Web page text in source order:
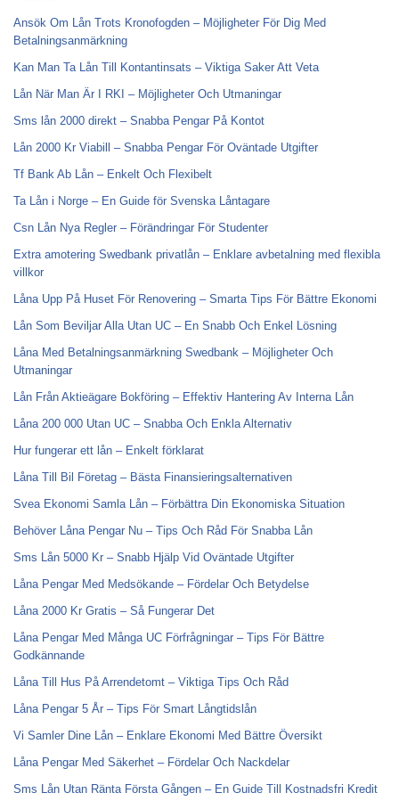
Ansök Om Lån Trots Kronofogden – Möjligheter För Dig Med
Betalningsanmärkning
Kan Man Ta Lån Till Kontantinsats – Viktiga Saker Att Veta
Lån När Man Är I RKI – Möjligheter Och Utmaningar
Sms lån 2000 direkt – Snabba Pengar På Kontot
Lån 2000 Kr Viabill – Snabba Pengar För Oväntade Utgifter
Tf Bank Ab Lån – Enkelt Och Flexibelt
Ta Lån i Norge – En Guide för Svenska Låntagare
Csn Lån Nya Regler – Förändringar För Studenter
Extra amotering Swedbank privatlån – Enklare avbetalning med flexibla
villkor
Låna Upp På Huset För Renovering – Smarta Tips För Bättre Ekonomi
Lån Som Beviljar Alla Utan UC – En Snabb Och Enkel Lösning
Låna Med Betalningsanmärkning Swedbank – Möjligheter Och
Utmaningar
Lån Från Aktieägare Bokföring – Effektiv Hantering Av Interna Lån
Låna 200 000 Utan UC – Snabba Och Enkla Alternativ
Hur fungerar ett lån – Enkelt förklarat
Låna Till Bil Företag – Bästa Finansieringsalternativen
Svea Ekonomi Samla Lån – Förbättra Din Ekonomiska Situation
Behöver Låna Pengar Nu – Tips Och Råd För Snabba Lån
Sms Lån 5000 Kr – Snabb Hjälp Vid Oväntade Utgifter
Låna Pengar Med Medsökande – Fördelar Och Betydelse
Låna 2000 Kr Gratis – Så Fungerar Det
Låna Pengar Med Många UC Förfrågningar – Tips För Bättre
Godkännande
Låna Till Hus På Arrendetomt – Viktiga Tips Och Råd
Låna Pengar 5 År – Tips För Smart Långtidslån
Vi Samler Dine Lån – Enklare Ekonomi Med Bättre Översikt
Låna Pengar Med Säkerhet – Fördelar Och Nackdelar
Sms Lån Utan Ränta Första Gången – En Guide Till Kostnadsfri Kredit